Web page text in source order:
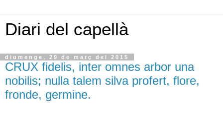
Diari del capellà
diumenge, 29 de març del 2015
CRUX fidelis, inter omnes arbor una
nobilis; nulla talem silva profert, flore,
fronde, germine.